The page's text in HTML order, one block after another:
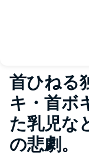
首ひねる
キ・首ボ
た乳児な
の悲劇。